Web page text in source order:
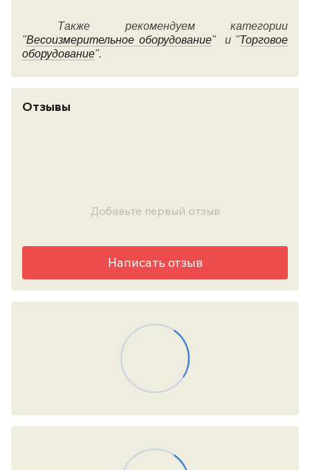
Также рекомендуем категории
"Весоизмерительное оборудование" и "Торговое
оборудование".
Отзывы
Добавьте первый отзыв
Написать отзыв